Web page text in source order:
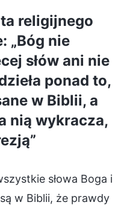
religijnego
„Bóg nie
słów ani nie
ponad to,
w Biblii, a
nią wykracza,
słowa Boga i
w Biblii, że prawdy